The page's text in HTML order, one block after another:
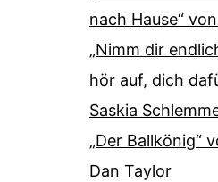
nach Hause“
„Nimm dir
hör auf, dich
Saskia
„Der Ballkönig“
Dan Taylor